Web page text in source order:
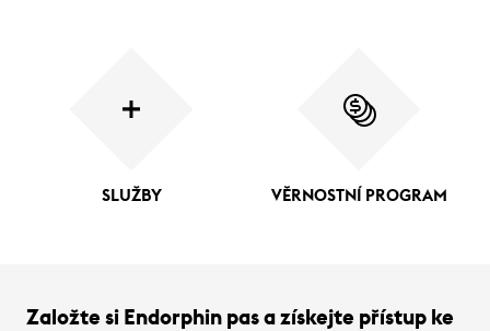
SLUŽBY VĚRNOSTNÍ PROGRAM
Založte si Endorphin pas a získejte přístup ke